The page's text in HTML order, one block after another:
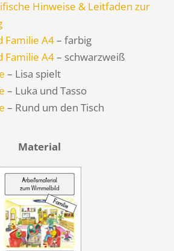
Hinweise & Leitfaden zur
Familie A4– farbig
Familie A4– schwarzweiß
– Lisa spielt
– Luka und Tasso
– Rund um den Tisch
Material